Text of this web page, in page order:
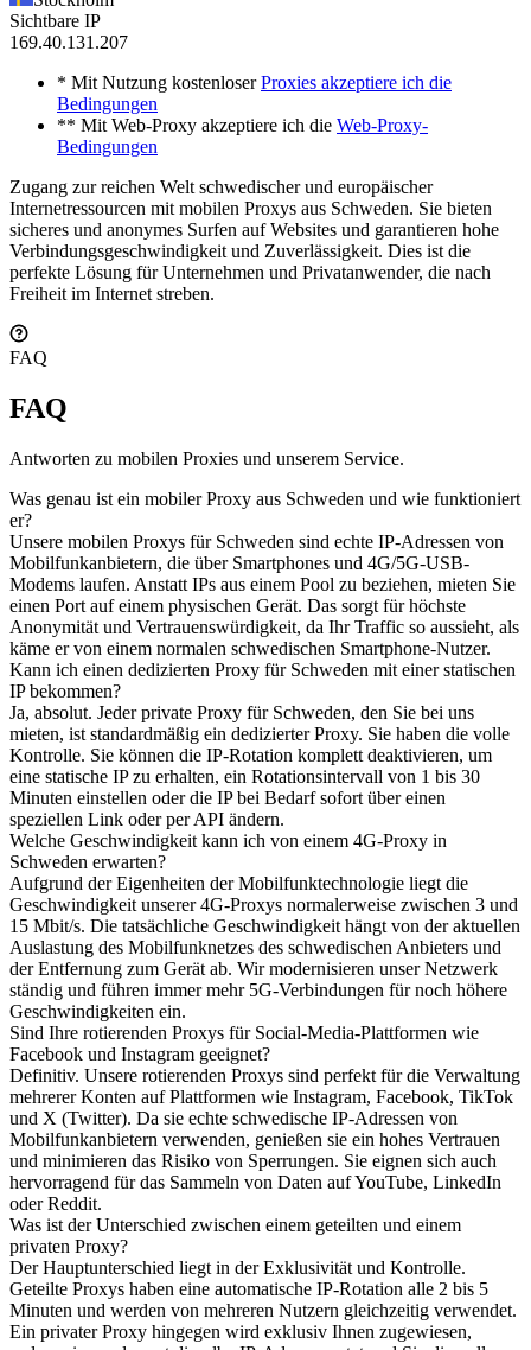
Sichtbare IP
169.40.131.207
* Mit Nutzung kostenloserProxies akzeptiere ich die
Bedingungen
** Mit Web-Proxy akzeptiere ich die Web-Proxy-
Bedingungen
Zugang zur reichen Welt schwedischer und europäischer
Internetressourcen mit mobilen Proxys aus Schweden. Sie bieten
sicheres und anonymes Surfen auf Websites und garantieren hohe
Verbindungsgeschwindigkeit und Zuverlässigkeit. Dies ist die
perfekte Lösung für Unternehmen und Privatanwender, die nach
Freiheit im Internet streben.
FAQ
FAQ
Antworten zu mobilen Proxies und unserem Service.
Was genau ist ein mobiler Proxy aus Schweden und wie funktioniert
er?
Unsere mobilen Proxys für Schweden sind echte IP-Adressen von
Mobilfunkanbietern, die über Smartphones und 4G/5G-USB-
Modems laufen. Anstatt IPs aus einem Pool zu beziehen, mieten Sie
einen Port auf einem physischen Gerät. Das sorgt für höchste
Anonymität und Vertrauenswürdigkeit, da Ihr Traffic so aussieht, als
käme er von einem normalen schwedischen Smartphone-Nutzer.
Kann ich einen dedizierten Proxy für Schweden mit einer statischen
IP bekommen?
Ja, absolut. Jeder private Proxy für Schweden, den Sie bei uns
mieten, ist standardmäßig ein dedizierter Proxy. Sie haben die volle
Kontrolle. Sie können die IP-Rotation komplett deaktivieren, um
eine statische IP zu erhalten, ein Rotationsintervall von 1 bis 30
Minuten einstellen oder die IP bei Bedarf sofort über einen
speziellen Link oder per API ändern.
Welche Geschwindigkeit kann ich von einem 4G-Proxy in
Schweden erwarten?
Aufgrund der Eigenheiten der Mobilfunktechnologie liegt die
Geschwindigkeit unserer 4G-Proxys normalerweise zwischen 3 und
15 Mbit/s. Die tatsächliche Geschwindigkeit hängt von der aktuellen
Auslastung des Mobilfunknetzes des schwedischen Anbieters und
der Entfernung zum Gerät ab. Wir modernisieren unser Netzwerk
ständig und führen immer mehr 5G-Verbindungen für noch höhere
Geschwindigkeiten ein.
Sind Ihre rotierenden Proxys für Social-Media-Plattformen wie
Facebook und Instagram geeignet?
Definitiv. Unsere rotierenden Proxys sind perfekt für die Verwaltung
mehrerer Konten auf Plattformen wie Instagram, Facebook, TikTok
und X (Twitter). Da sie echte schwedische IP-Adressen von
Mobilfunkanbietern verwenden, genießen sie ein hohes Vertrauen
und minimieren das Risiko von Sperrungen. Sie eignen sich auch
hervorragend für das Sammeln von Daten auf YouTube, LinkedIn
oder Reddit.
Was ist der Unterschied zwischen einem geteilten und einem
privaten Proxy?
Der Hauptunterschied liegt in der Exklusivität und Kontrolle.
Geteilte Proxys haben eine automatische IP-Rotation alle 2 bis 5
Minuten und werden von mehreren Nutzern gleichzeitig verwendet.
Ein privater Proxy hingegen wird exklusiv Ihnen zugewiesen,